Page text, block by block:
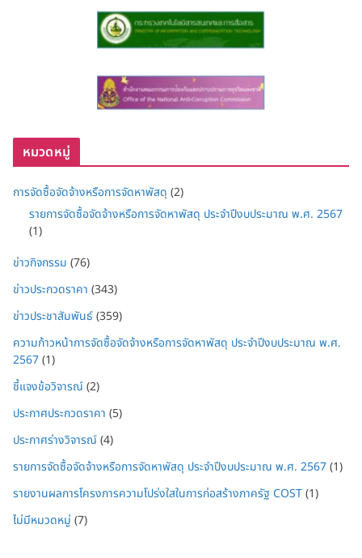
หมวดหมู่
การจัดซื้อจัดจ้างหรือการจัดหาพัสดุ (2)
รายการจัดซื้อจัดจ้างหรือการจัดหาพัสดุ ประจำปีงบประมาณ พ.ศ. 2567
(1)
ข่าวกิจกรรม (76)
ข่าวประกวดราคา (343)
ข่าวประชาสัมพันธ์(359)
ความก้าวหน้าการจัดซื้อจัดจ้างหรือการจัดหาพัสดุ ประจำปีงบประมาณ พ.ศ.
2567(1)
ชี้แจงข้อวิจารณ์(2)
ประกาศประกวดราคา (5)
ประกาศร่างวิจารณ์(4)
รายการจัดซื้อจัดจ้างหรือการจัดหาพัสดุ ประจำปีงบประมาณ พ.ศ. 2567(1)
รายงานผลการโครงการความโปร่งใสในการก่อสร้างภาครัฐ COST(1)
ไม่มีหมวดหมู่ (7)